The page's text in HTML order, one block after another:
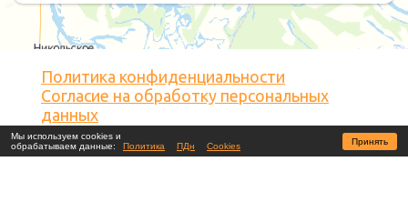
Мы используем cookies и
обрабатываем данные:
Политика ПДн Cookies Принять
Политика конфиденциальности
Согласие на обработку персональных
данных
Согласие на обработку файлов cookies
© 2026 Потолочкин.ру ТМ